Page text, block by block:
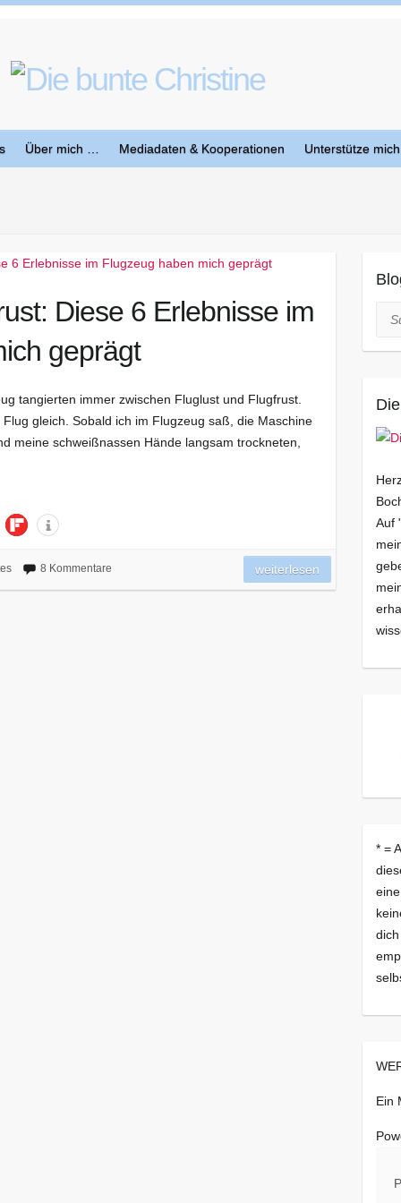
Über mich … Mediadaten & Kooperationen Unterstütze mich
Diese 6 Erlebnisse im
geprägt
tangierten immer zwischen Fluglust und Flugfrust.
gleich. Sobald ich im Flugzeug saß, die Maschine
meine schweißnassen Hände langsam trockneten,
8 Kommentare weiterlesen
Auf
* =
Ein